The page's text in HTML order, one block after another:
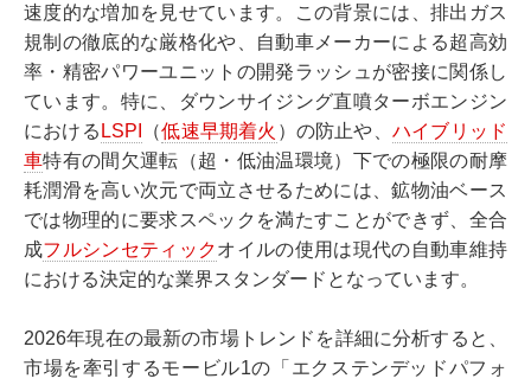
速度的な増加を見せています。この背景には、排出ガス
規制の徹底的な厳格化や、自動車メーカーによる超高効
率・精密パワーユニットの開発ラッシュが密接に関係し
ています。特に、ダウンサイジング直噴ターボエンジン
における LSPI （低速早期着火 ）の防止や、 ハイブリッド
車特有の間欠運転（超・低油温環境）下での極限の耐摩
耗潤滑を高い次元で両立させるためには、鉱物油ベース
では物理的に要求スペックを満たすことができず、全合
成フルシンセティックオイルの使用は現代の自動車維持
における決定的な業界スタンダードとなっています。
2026年現在の最新の市場トレンドを詳細に分析すると、
市場を牽引するモービル1の「エクステンデッドパフォ